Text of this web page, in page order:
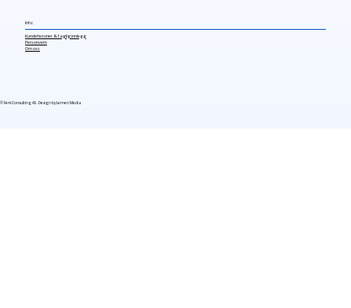
© Ferk Consulting AS.Design by Lemen Media
Info:
Kundehistorier & faglig innlegg
Personvern
Om oss